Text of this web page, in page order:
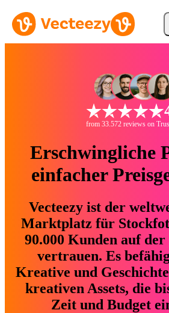
from 33.572 reviews on
Erschwingliche
einfacher
Vecteezy ist der
Marktplatz für
90.000 Kunden auf
vertrauen. Es
Kreative und
kreativen Assets, die
Zeit und Budget